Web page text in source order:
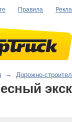
Правила
→ Дорожно-